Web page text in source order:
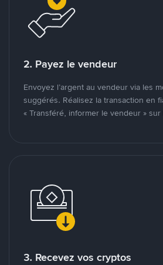
2. Payez le vendeur
Envoyez l’argent au vendeur via les
suggérés. Réalisez la transaction en
« Transféré, informer le vendeur » sur
3. Recevez vos cryptos